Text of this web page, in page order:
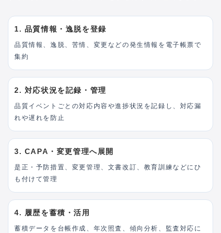
1. 品質情報・逸脱を登録
品質情報、逸脱、苦情、変更などの発生情報を電子帳票で
集約
2. 対応状況を記録・管理
品質イベントごとの対応内容や進捗状況を記録し、対応漏
れや遅れを防止
3. CAPA・変更管理へ展開
是正・予防措置、変更管理、文書改訂、教育訓練などにひ
も付けて管理
4. 履歴を蓄積・活用
蓄積データを台帳作成、年次照査、傾向分析、監査対応に